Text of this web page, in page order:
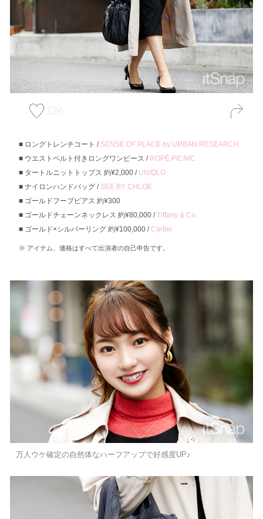
126
ロングトレンチコート / SENSE OF PLACE by URBAN RESEARCH
ウエストベルト付きロングワンピース / ROPÉ PICNIC
タートルニットトップス 約¥2,000 / UNIQLO
ナイロンハンドバッグ / SEE BY CHLOE
ゴールドフープピアス 約¥300
ゴールドチェーンネックレス 約¥80,000 /Tiffany & Co.
ゴールド×シルバーリング 約¥100,000 /Cartier
アイテム、価格はすべて出演者の自己申告です。
万人ウケ確定の自然体なハーフアップで好感度UP♪